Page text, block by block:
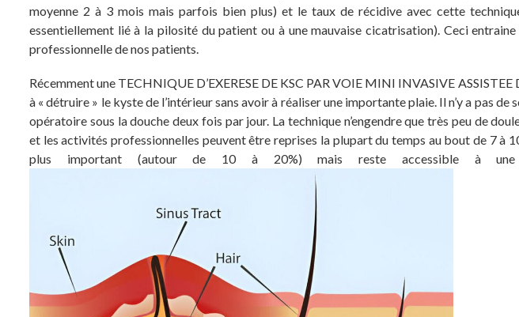
moyenne 2 à 3 mois mais parfois bien plus) et le taux de récidive avec cette technique
essentiellement lié à la pilosité du patient ou à une mauvaise cicatrisation). Ceci
professionnelle de nos patients.
Récemment une TECHNIQUE D’EXERESE DE KSC PAR VOIE MINI INVASIVE
à « détruire » le kyste de l’intérieur sans avoir à réaliser une importante plaie. Il n’y a pas
opératoire sous la douche deux fois par jour. La technique n’engendre que très peu de
et les activités professionnelles peuvent être reprises la plupart du temps au bout de 7 à
plus important (autour de 10 à 20%) mais reste accessible à